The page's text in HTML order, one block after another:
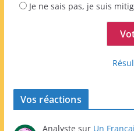
Je ne sais pas, je suis
Vos réactions
Analyste sur Un